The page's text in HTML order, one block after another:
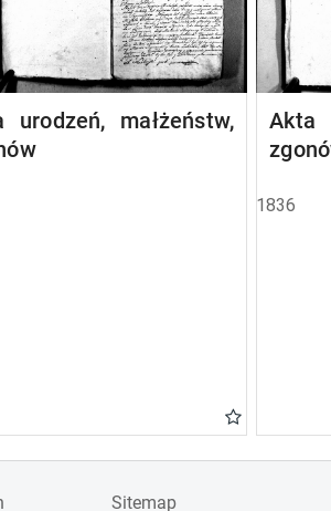
urodzeń, małżeństw,
Akta
1836
Sitemap